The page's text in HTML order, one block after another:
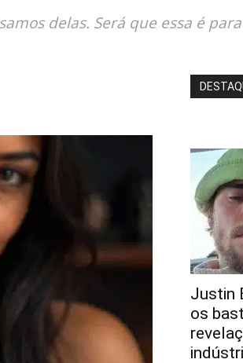
delas. Será que essa é para
Justin
os